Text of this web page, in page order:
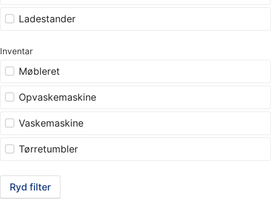
Ladestander
Inventar
Møbleret
Opvaskemaskine
Vaskemaskine
Tørretumbler
Ryd filter